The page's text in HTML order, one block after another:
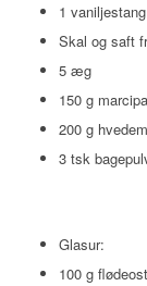
1 vaniljestang
Skal og saft
5 æg
150 g
200 g
3 tsk
Glasur:
100 g